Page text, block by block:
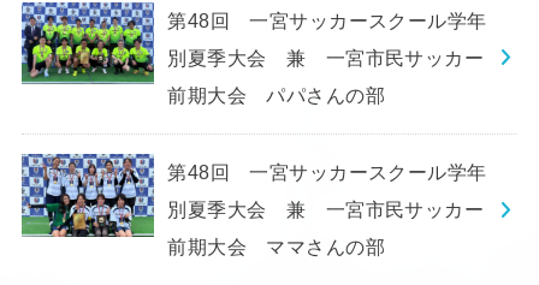
第48回 一宮サッカースクール学年
別夏季大会 兼 一宮市民サッカー
前期大会 パパさんの部
第48回 一宮サッカースクール学年
別夏季大会 兼 一宮市民サッカー
前期大会 ママさんの部